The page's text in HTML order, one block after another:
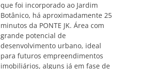
que foi incorporado ao Jardim
Botânico, há aproximadamente 25
minutos da PONTE JK. Área com
grande potencial de
desenvolvimento urbano, ideal
para futuros empreendimentos
imobiliários, alguns já em fase de